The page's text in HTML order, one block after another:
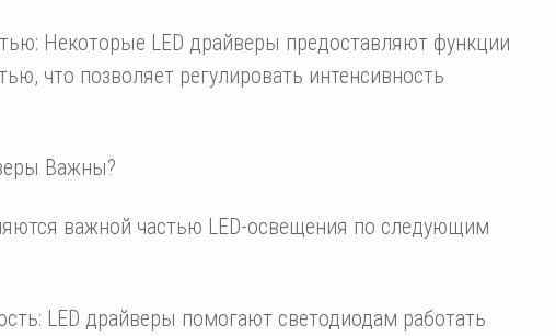
Некоторые LED драйверы предоставляют функции
что позволяет регулировать интенсивность
Важны?
важной частью LED-освещения по следующим
LED драйверы помогают светодиодам работать